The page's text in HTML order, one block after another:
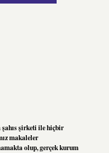
şirketi ile hiçbir
makaleler
olup, gerçek kurum